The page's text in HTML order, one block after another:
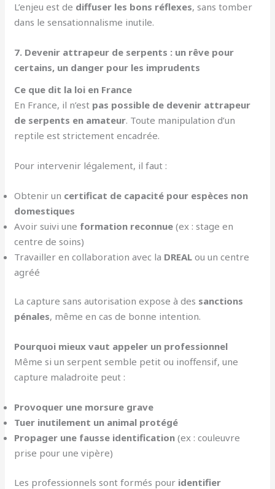
L’enjeu est de diffuser les bons réflexes, sans tomber
dans le sensationnalisme inutile.
7. Devenir attrapeur de serpents : un rêve pour
certains, un danger pour les imprudents
Ce que dit la loi en France
En France, il n’est pas possible de devenir attrapeur
de serpents en amateur. Toute manipulation d’un
reptile est strictement encadrée.
Pour intervenir légalement, il faut :
Obtenir un certificat de capacité pour espèces non
domestiques
Avoir suivi une formation reconnue (ex : stage en
centre de soins)
Travailler en collaboration avec la DREAL ou un centre
agréé
La capture sans autorisation expose à des sanctions
pénales, même en cas de bonne intention.
Pourquoi mieux vaut appeler un professionnel
Même si un serpent semble petit ou inoffensif, une
capture maladroite peut :
Provoquer une morsure grave
Tuer inutilement un animal protégé
Propager une fausse identification (ex : couleuvre
prise pour une vipère)
Les professionnels sont formés pour identifier